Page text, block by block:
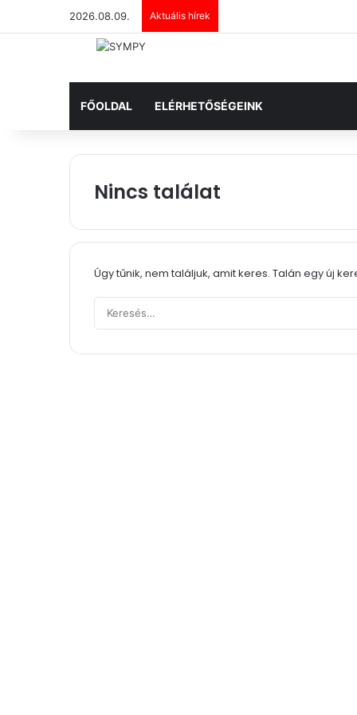
2026.08.09. Aktuális hírek
FŐOLDAL ELÉRHETŐSÉGEINK
Nincs találat
Úgy tűnik, nem találjuk, amit keres. Talán egy új